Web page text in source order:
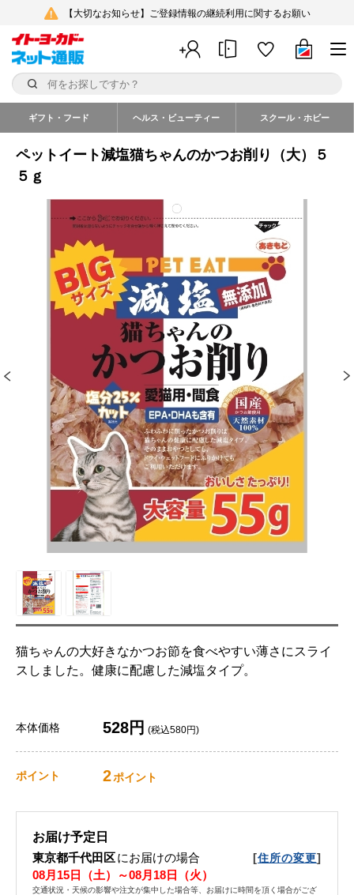
【大切なお知らせ】ご登録情報の継続利用に関するお願い
ギフト・フード ヘルス・ビューティー スクール・ホビー
ペットイート減塩猫ちゃんのかつお削り（大）５
５ｇ
猫ちゃんの大好きなかつお節を食べやすい薄さにスライ
スしました。健康に配慮した減塩タイプ。
本体価格 528円 (税込580円)
ポイント 2ポイント
お届け予定日
東京都千代田区にお届けの場合 [住所の変更]
08月15日（土）～08月18日（火）
交通状況・天候の影響や注文が集中した場合等、お届けに時間を頂く場合がござ